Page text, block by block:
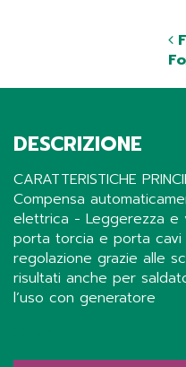
DESCRIZIONE
CARATTERISTICHE
Compensa
elettrica - Leggerezza e
porta torcia e porta
regolazione grazie alle
risultati anche per
l’uso con generatore